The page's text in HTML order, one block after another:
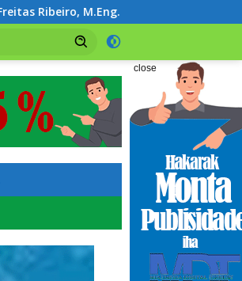
Maske Idade Avansadu, Armando
close